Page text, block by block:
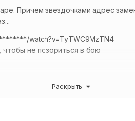
Причем звездочками адрес
watch?v=TyTWC9MzTN4
чтобы не позориться в бою
одно непотребство?
Раскрыть